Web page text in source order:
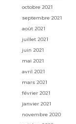
octobre 2021
septembre 2021
août 2021
juillet 2021
juin 2021
mai 2021
avril 2021
mars 2021
février 2021
janvier 2021
novembre 2020